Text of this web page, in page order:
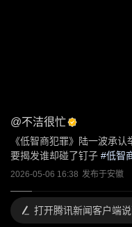
@不洁很忙
《低智商犯罪》陆一波承
要揭发谁却碰了钉子 #低智
2026-05-06 16:38 发布于安徽
打开腾讯新闻客户端